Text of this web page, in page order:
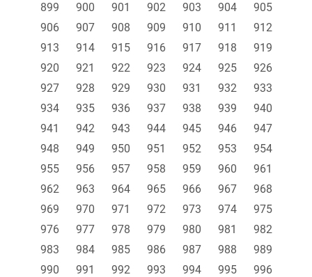
899
900 901 902 903 904
905
906
907 908 909 910 911
912
913
914 915 916 917 918
919
920
921 922 923 924 925
926
927
928 929 930 931 932
933
934
935 936 937 938 939
940
941
942 943 944 945 946
947
948
949 950 951 952 953
954
955
956 957 958 959 960
961
962
963 964 965 966 967
968
969
970 971 972 973 974
975
976
977 978 979 980 981
982
983
984 985 986 987 988
989
990
991 992 993 994 995
996